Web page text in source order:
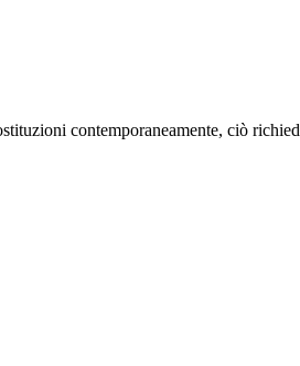
contemporaneamente, ciò